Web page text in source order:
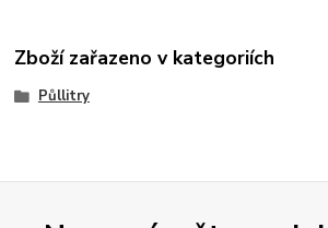
Zboží zařazeno v kategoriích
Půllitry